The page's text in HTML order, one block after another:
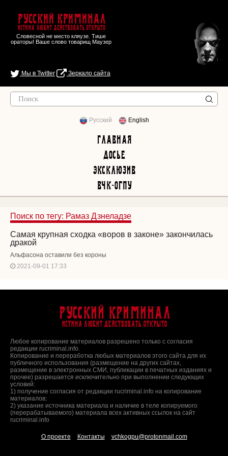
Русский Криминал
Истина любит действовать открыто
Словесной не место кляузе. Тише
ораторы! Ваше слово товарищ Маузер
Мы в Twitter Зеркало сайта
Русский English
Главная
Досье
Эксклюзив
ВЧК-ОГПУ
Поиск по тегу: Рамаз Дзнеладзе
Самая крупная сходка «воров в законе» закончилась
дракой
Альфасона оставили без короны
2021-09-01 17:33
Русский Криминал
Истина любит действовать открыто
Любое копирование материалов разрешено только с согласия
редакции rucriminal.info.
Копирование и переработка любых материалов этого сайта для их
публичного использования (размещение на других сайтах,
размещение в электронных СМИ, публикации в печатных изданиях и
прочее) разрешается исключительно при выполнении следующих
условий:
1) получение согласия от редакции rucriminal.info на копирование
материалов;
2) указание источника материала и наличие в теле копируемого
(перерабатываемого) материала всех активных ссылок на сайт
rucriminal.info
О проекте Контакты vchkogpu@protonmail.com